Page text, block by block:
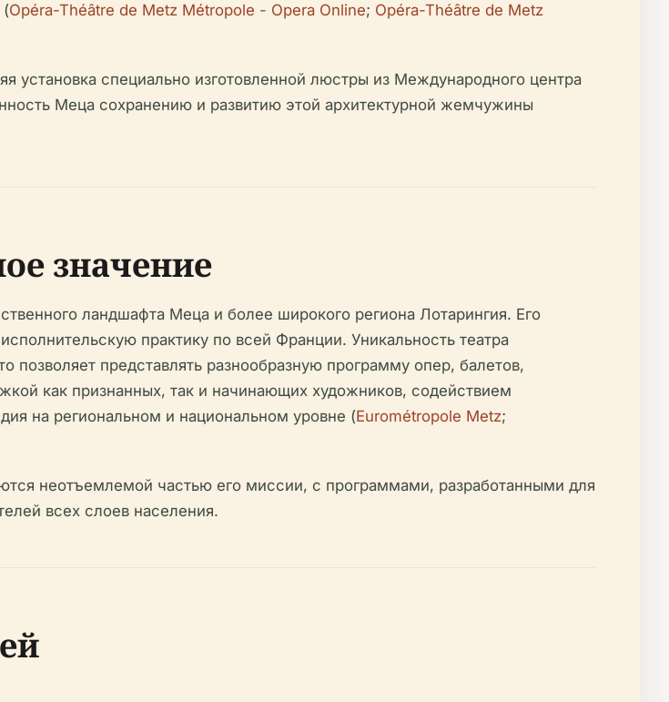
(Opéra-Théâtre de Metz Métropole - Opera Online; Opéra-Théâtre de Metz
установка специально изготовленной люстры из Международного центра
Меца сохранению и развитию этой архитектурной жемчужины
значение
ландшафта Меца и более широкого региона Лотарингия. Его
практику по всей Франции. Уникальность театра
позволяет представлять разнообразную программу опер, балетов,
как признанных, так и начинающих художников, содействием
на региональном и национальном уровне (Eurométropole Metz;
неотъемлемой частью его миссии, с программами, разработанными для
всех слоев населения.